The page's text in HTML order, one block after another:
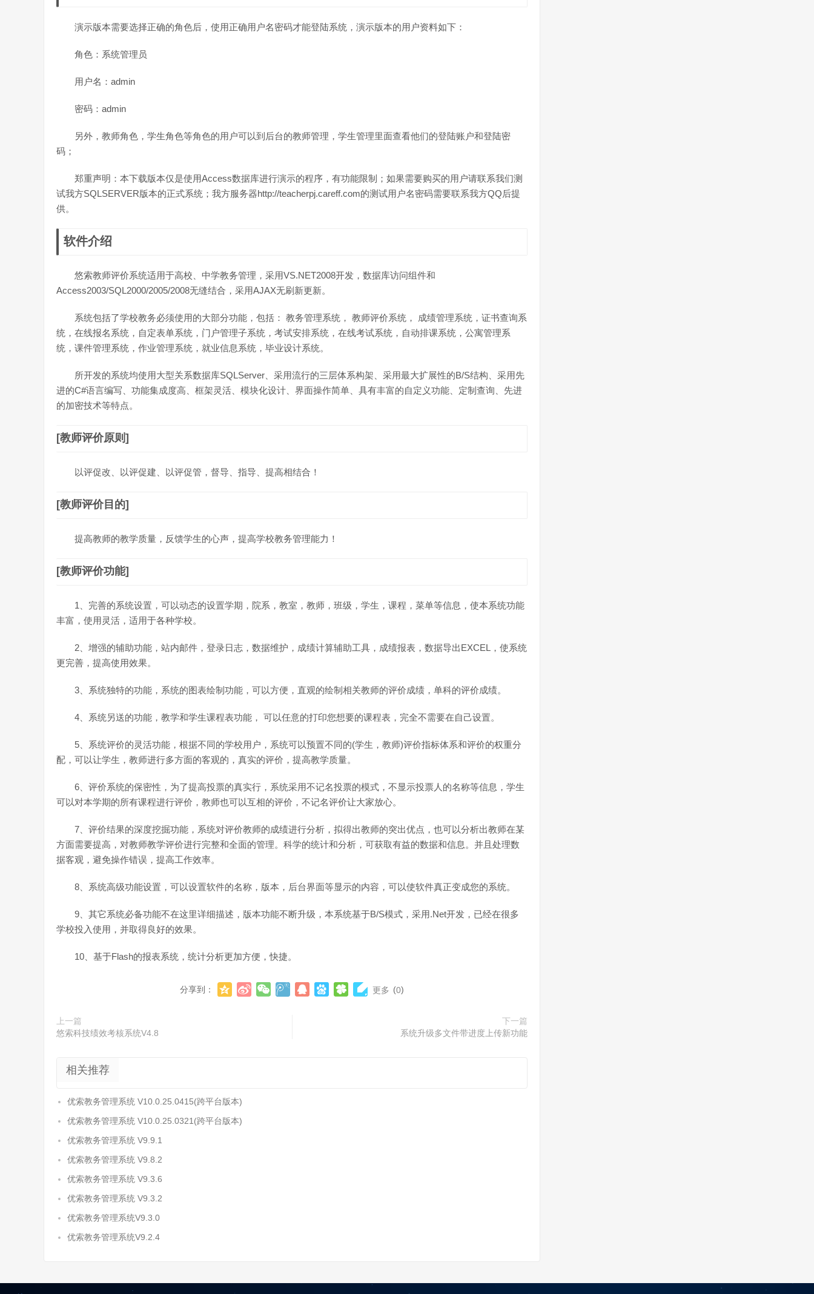
演示版本需要选择正确的角色后，使用正确用户名密码才能登陆系统，演示版本的用户资料如下：
角色：系统管理员
用户名：admin
密码：admin
另外，教师角色，学生角色等角色的用户可以到后台的教师管理，学生管理里面查看他们的登陆账户和登陆密
码；
郑重声明：本下载版本仅是使用Access数据库进行演示的程序，有功能限制；如果需要购买的用户请联系我们测
试我方SQLSERVER版本的正式系统；我方服务器http://teacherpj.careff.com的测试用户名密码需要联系我方QQ后提
供。
软件介绍
悠索教师评价系统适用于高校、中学教务管理，采用VS.NET2008开发，数据库访问组件和
Access2003/SQL2000/2005/2008无缝结合，采用AJAX无刷新更新。
系统包括了学校教务必须使用的大部分功能，包括： 教务管理系统， 教师评价系统， 成绩管理系统，证书查询系
统，在线报名系统，自定表单系统，门户管理子系统，考试安排系统，在线考试系统，自动排课系统，公寓管理系
统，课件管理系统，作业管理系统，就业信息系统，毕业设计系统。
所开发的系统均使用大型关系数据库SQLServer、采用流行的三层体系构架、采用最大扩展性的B/S结构、采用先
进的C#语言编写、功能集成度高、框架灵活、模块化设计、界面操作简单、具有丰富的自定义功能、定制查询、先进
的加密技术等特点。
[教师评价原则]
以评促改、以评促建、以评促管，督导、指导、提高相结合！
[教师评价目的]
提高教师的教学质量，反馈学生的心声，提高学校教务管理能力！
[教师评价功能]
1、完善的系统设置，可以动态的设置学期，院系，教室，教师，班级，学生，课程，菜单等信息，使本系统功能
丰富，使用灵活，适用于各种学校。
2、增强的辅助功能，站内邮件，登录日志，数据维护，成绩计算辅助工具，成绩报表，数据导出EXCEL，使系统
更完善，提高使用效果。
3、系统独特的功能，系统的图表绘制功能，可以方便，直观的绘制相关教师的评价成绩，单科的评价成绩。
4、系统另送的功能，教学和学生课程表功能， 可以任意的打印您想要的课程表，完全不需要在自己设置。
5、系统评价的灵活功能，根据不同的学校用户，系统可以预置不同的(学生，教师)评价指标体系和评价的权重分
配，可以让学生，教师进行多方面的客观的，真实的评价，提高教学质量。
6、评价系统的保密性，为了提高投票的真实行，系统采用不记名投票的模式，不显示投票人的名称等信息，学生
可以对本学期的所有课程进行评价，教师也可以互相的评价，不记名评价让大家放心。
7、评价结果的深度挖掘功能，系统对评价教师的成绩进行分析，拟得出教师的突出优点，也可以分析出教师在某
方面需要提高，对教师教学评价进行完整和全面的管理。科学的统计和分析，可获取有益的数据和信息。并且处理数
据客观，避免操作错误，提高工作效率。
8、系统高级功能设置，可以设置软件的名称，版本，后台界面等显示的内容，可以使软件真正变成您的系统。
9、其它系统必备功能不在这里详细描述，版本功能不断升级，本系统基于B/S模式，采用.Net开发，已经在很多
学校投入使用，并取得良好的效果。
10、基于Flash的报表系统，统计分析更加方便，快捷。
分享到： 更多 (0)
上一篇
悠索科技绩效考核系统V4.8
下一篇
系统升级多文件带进度上传新功能
相关推荐
优索教务管理系统 V10.0.25.0415(跨平台版本)
优索教务管理系统 V10.0.25.0321(跨平台版本)
优索教务管理系统 V9.9.1
优索教务管理系统 V9.8.2
优索教务管理系统 V9.3.6
优索教务管理系统 V9.3.2
优索教务管理系统V9.3.0
优索教务管理系统V9.2.4